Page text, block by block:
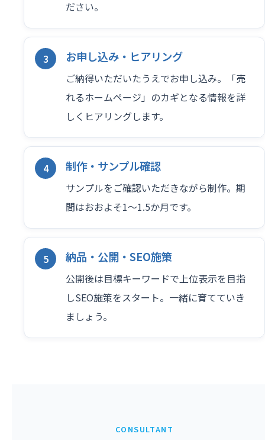
ださい。
お申し込み・ヒアリング
ご納得いただいたうえでお申し込み。「売
れるホームページ」のカギとなる情報を詳
しくヒアリングします。
制作・サンプル確認
サンプルをご確認いただきながら制作。期
間はおおよそ1〜1.5か月です。
納品・公開・SEO施策
公開後は目標キーワードで上位表示を目指
しSEO施策をスタート。一緒に育てていき
ましょう。
CONSULTANT